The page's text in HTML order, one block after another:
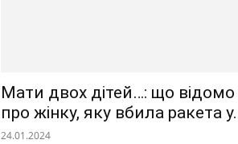
Мати двох дітей…: що відомо
про жінку, яку вбила ракета
24.01.2024